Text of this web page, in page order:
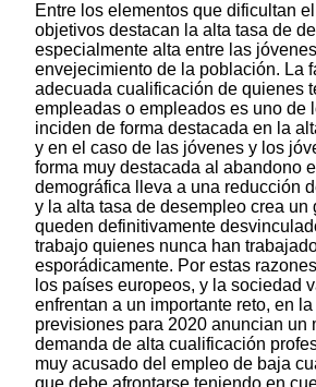
Entre los elementos que dificultan
objetivos destacan la alta tasa de
especialmente alta entre las
envejecimiento de la población. La
adecuada cualificación de quienes
empleadas o empleados es uno de
inciden de forma destacada en la
y en el caso de las jóvenes y los
forma muy destacada al abandono
demográfica lleva a una reducción
y la alta tasa de desempleo crea un
queden definitivamente
trabajo quienes nunca han
esporádicamente. Por estas
los países europeos, y la sociedad
enfrentan a un importante reto, en
previsiones para 2020 anuncian un
demanda de alta cualificación
muy acusado del empleo de baja
que debe afrontarse teniendo en